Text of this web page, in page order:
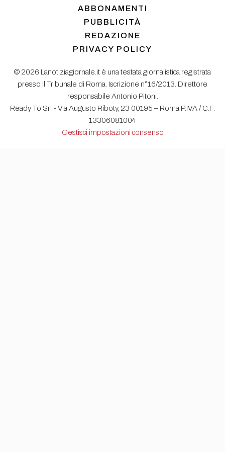
ABBONAMENTI
PUBBLICITÀ
REDAZIONE
PRIVACY POLICY
© 2026 Lanotiziagiornale.it è una testata giornalistica registrata
presso il Tribunale di Roma. Iscrizione n°16/2013. Direttore
responsabile Antonio Pitoni.
Ready To Srl - Via Augusto Riboty, 23 00195 – Roma P.IVA / C.F.
13306081004
Gestisci impostazioni consenso